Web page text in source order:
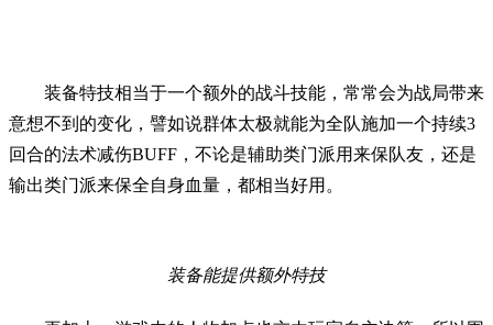
装备特技相当于一个额外的战斗技能，常常会为战局带来
意想不到的变化，譬如说群体太极就能为全队施加一个持续3
回合的法术减伤BUFF，不论是辅助类门派用来保队友，还是
输出类门派来保全自身血量，都相当好用。
装备能提供额外特技